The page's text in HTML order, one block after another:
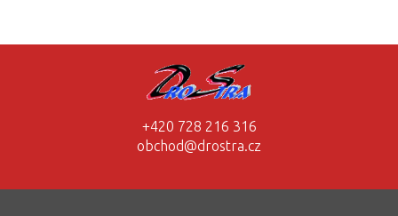
+420 728 216 316
obchod@drostra.cz